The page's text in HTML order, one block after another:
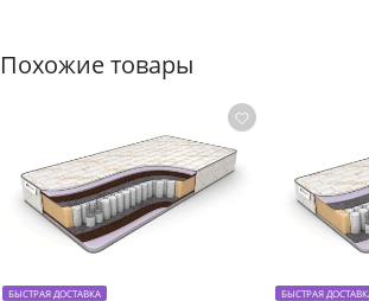
не бояться сколиоза и иных проблем
Похожие товары
БЫСТРАЯ ДОСТАВКА БЫСТРАЯ